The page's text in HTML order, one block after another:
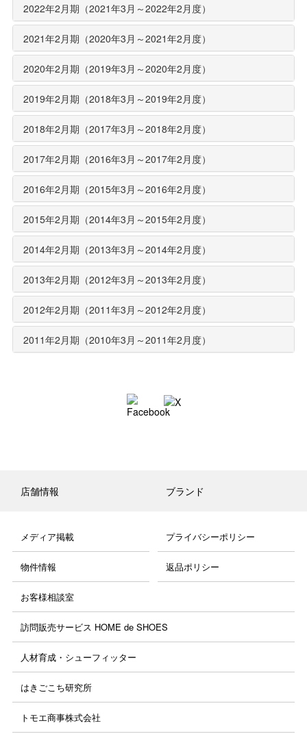
2022年2月期（2021年3月～2022年2月度）
2021年2月期（2020年3月～2021年2月度）
2020年2月期（2019年3月～2020年2月度）
2019年2月期（2018年3月～2019年2月度）
2018年2月期（2017年3月～2018年2月度）
2017年2月期（2016年3月～2017年2月度）
2016年2月期（2015年3月～2016年2月度）
2015年2月期（2014年3月～2015年2月度）
2014年2月期（2013年3月～2014年2月度）
2013年2月期（2012年3月～2013年2月度）
2012年2月期（2011年3月～2012年2月度）
2011年2月期（2010年3月～2011年2月度）
店舗情報 ブランド
メディア掲載 プライバシーポリシー
物件情報 返品ポリシー
お客様相談室
訪問販売サービス HOME de SHOES
人材育成・シューフィッター
はきごこち研究所
トモエ商事株式会社